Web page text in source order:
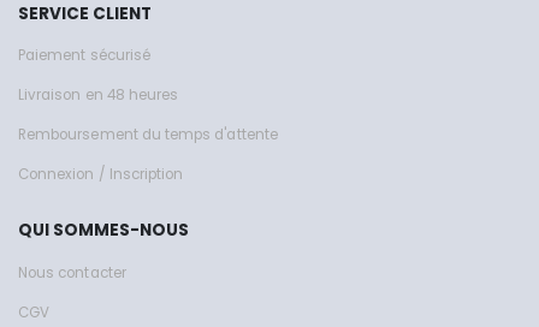
SERVICE CLIENT
Paiement sécurisé
Livraison en 48 heures
Remboursement du temps d'attente
Connexion / Inscription
QUI SOMMES-NOUS
Nous contacter
CGV